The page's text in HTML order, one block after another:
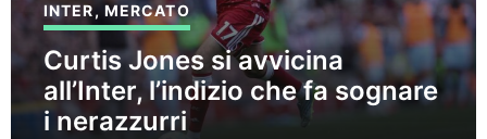
INTER, MERCATO
Curtis Jones si avvicina
all’Inter, l’indizio che fa sognare
i nerazzurri